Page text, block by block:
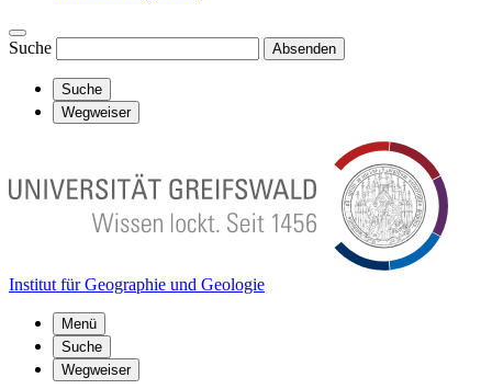
Suche Absenden
Suche
Wegweiser
Institut für Geographie und Geologie
Menü
Suche
Wegweiser